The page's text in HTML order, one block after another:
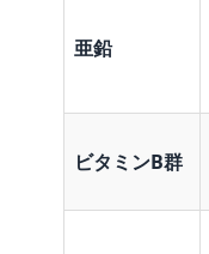
亜鉛
ビタミンB群